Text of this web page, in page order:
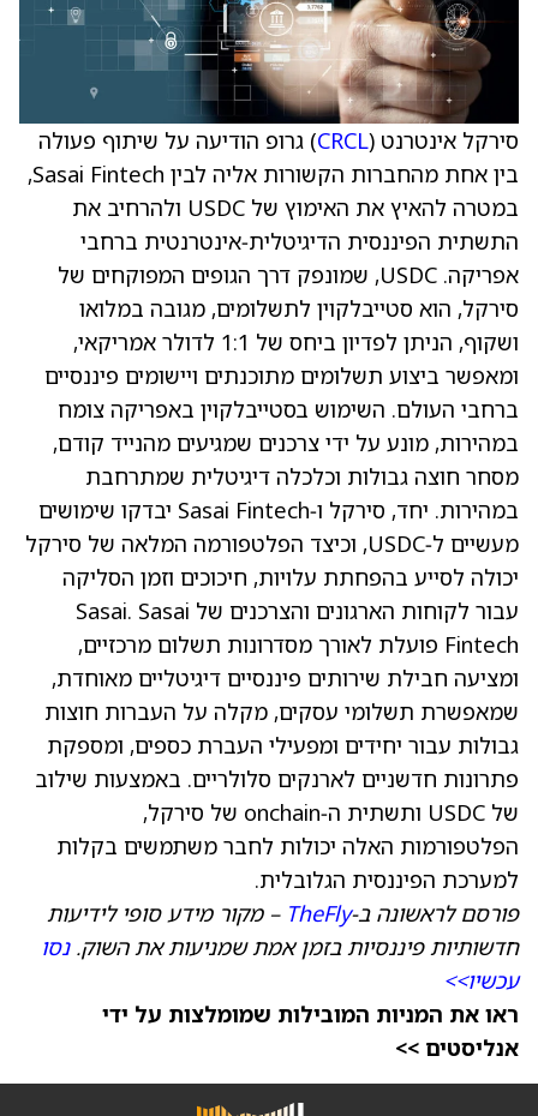
סירקל אינטרנט (CRCL) גרופ הודיעה על שיתוף פעולה
בין אחת מהחברות הקשורות אליה לבין Sasai Fintech,
במטרה להאיץ את האימוץ של USDC ולהרחיב את
התשתית הפיננסית הדיגיטלית‑אינטרנטית ברחבי
אפריקה. USDC, שמונפק דרך הגופים המפוקחים של
סירקל, הוא סטייבלקוין לתשלומים, מגובה במלואו
ושקוף, הניתן לפדיון ביחס של 1:1 לדולר אמריקאי,
ומאפשר ביצוע תשלומים מתוכנתים ויישומים פיננסיים
ברחבי העולם. השימוש בסטייבלקוין באפריקה צומח
במהירות, מונע על ידי צרכנים שמגיעים מהנייד קודם,
מסחר חוצה גבולות וכלכלה דיגיטלית שמתרחבת
במהירות. יחד, סירקל ו‑Sasai Fintech יבדקו שימושים
מעשיים ל‑USDC, וכיצד הפלטפורמה המלאה של סירקל
יכולה לסייע בהפחתת עלויות, חיכוכים וזמן הסליקה
עבור לקוחות הארגונים והצרכנים של Sasai. Sasai
Fintech פועלת לאורך מסדרונות תשלום מרכזיים,
ומציעה חבילת שירותים פיננסיים דיגיטליים מאוחדת,
שמאפשרת תשלומי עסקים, מקלה על העברות חוצות
גבולות עבור יחידים ומפעילי העברת כספים, ומספקת
פתרונות חדשניים לארנקים סלולריים. באמצעות שילוב
של USDC ותשתית ה‑onchain של סירקל,
הפלטפורמות האלה יכולות לחבר משתמשים בקלות
למערכת הפיננסית הגלובלית.
פורסם לראשונה ב‑TheFly – מקור מידע סופי לידיעות
חדשותיות פיננסיות בזמן אמת שמניעות את השוק.נסו
עכשיו>>
ראו את המניות המובילות שמומלצות על ידי
אנליסטים >>